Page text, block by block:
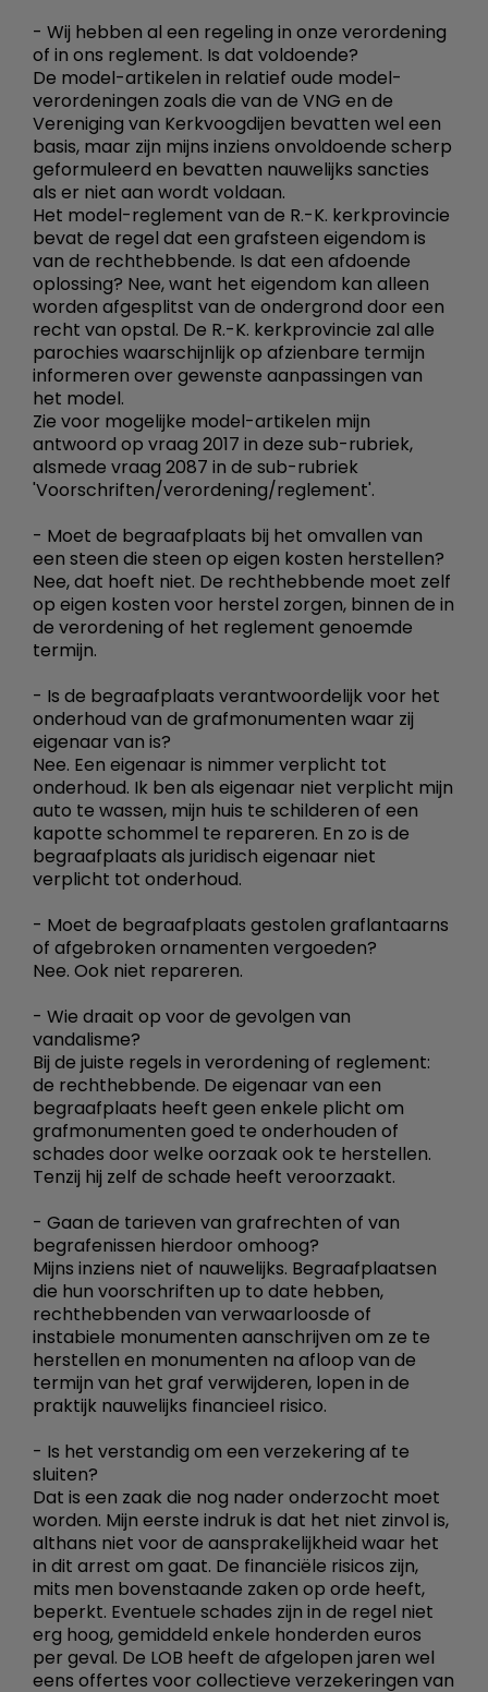
- Wij hebben al een regeling in onze verordening
of in ons reglement. Is dat voldoende?
De model-artikelen in relatief oude model-
verordeningen zoals die van de VNG en de
Vereniging van Kerkvoogdijen bevatten wel een
basis, maar zijn mijns inziens onvoldoende scherp
geformuleerd en bevatten nauwelijks sancties
als er niet aan wordt voldaan.
Het model-reglement van de R.-K. kerkprovincie
bevat de regel dat een grafsteen eigendom is
van de rechthebbende. Is dat een afdoende
oplossing? Nee, want het eigendom kan alleen
worden afgesplitst van de ondergrond door een
recht van opstal. De R.-K. kerkprovincie zal alle
parochies waarschijnlijk op afzienbare termijn
informeren over gewenste aanpassingen van
het model.
Zie voor mogelijke model-artikelen mijn
antwoord op vraag 2017 in deze sub-rubriek,
alsmede vraag 2087 in de sub-rubriek
'Voorschriften/verordening/reglement'.
- Moet de begraafplaats bij het omvallen van
een steen die steen op eigen kosten herstellen?
Nee, dat hoeft niet. De rechthebbende moet zelf
op eigen kosten voor herstel zorgen, binnen de in
de verordening of het reglement genoemde
termijn.
- Is de begraafplaats verantwoordelijk voor het
onderhoud van de grafmonumenten waar zij
eigenaar van is?
Nee. Een eigenaar is nimmer verplicht tot
onderhoud. Ik ben als eigenaar niet verplicht mijn
auto te wassen, mijn huis te schilderen of een
kapotte schommel te repareren. En zo is de
begraafplaats als juridisch eigenaar niet
verplicht tot onderhoud.
- Moet de begraafplaats gestolen graflantaarns
of afgebroken ornamenten vergoeden?
Nee. Ook niet repareren.
- Wie draait op voor de gevolgen van
vandalisme?
Bij de juiste regels in verordening of reglement:
de rechthebbende. De eigenaar van een
begraafplaats heeft geen enkele plicht om
grafmonumenten goed te onderhouden of
schades door welke oorzaak ook te herstellen.
Tenzij hij zelf de schade heeft veroorzaakt.
- Gaan de tarieven van grafrechten of van
begrafenissen hierdoor omhoog?
Mijns inziens niet of nauwelijks. Begraafplaatsen
die hun voorschriften up to date hebben,
rechthebbenden van verwaarloosde of
instabiele monumenten aanschrijven om ze te
herstellen en monumenten na afloop van de
termijn van het graf verwijderen, lopen in de
praktijk nauwelijks financieel risico.
- Is het verstandig om een verzekering af te
sluiten?
Dat is een zaak die nog nader onderzocht moet
worden. Mijn eerste indruk is dat het niet zinvol is,
althans niet voor de aansprakelijkheid waar het
in dit arrest om gaat. De financiële risicos zijn,
mits men bovenstaande zaken op orde heeft,
beperkt. Eventuele schades zijn in de regel niet
erg hoog, gemiddeld enkele honderden euros
per geval. De LOB heeft de afgelopen jaren wel
eens offertes voor collectieve verzekeringen van